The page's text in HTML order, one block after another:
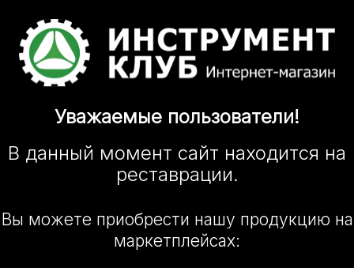
Уважаемые пользователи!
В данный момент сайт находится на
реставрации.
Вы можете приобрести нашу продукцию на
маркетплейсах: